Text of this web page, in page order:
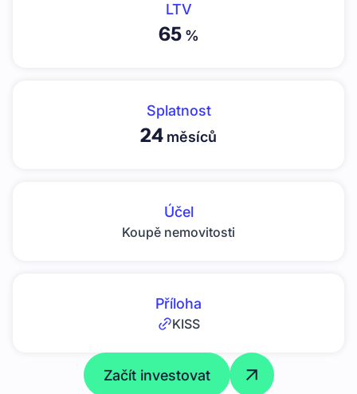
LTV
65%
Splatnost
24 měsíců
Účel
Koupě nemovitosti
Příloha
KISS
Začít investovat